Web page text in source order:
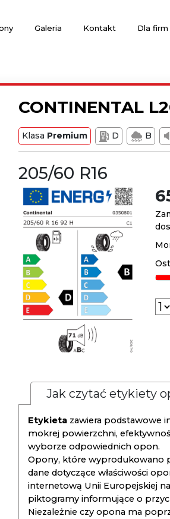
Galeria Kontakt Dla firm
CONTINENTAL
Klasa Premium D B
205/60 R16
Jak czytać etykiety
Etykieta zawiera podstawowe
mokrej powierzchni,
wyborze odpowiednich opon.
Opony, które wyprodukowano
dane dotyczące właściwości
internetową Unii Europejskiej
piktogramy informujące o
Niezależnie czy opona ma